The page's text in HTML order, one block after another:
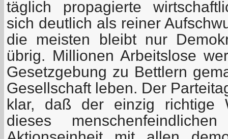
täglich propagierte
sich deutlich als reiner
die meisten bleibt nur
übrig. Millionen Arbeitslose
Gesetzgebung zu Bettlern
Gesellschaft leben. Der
klar, daß der einzig richtige
dieses